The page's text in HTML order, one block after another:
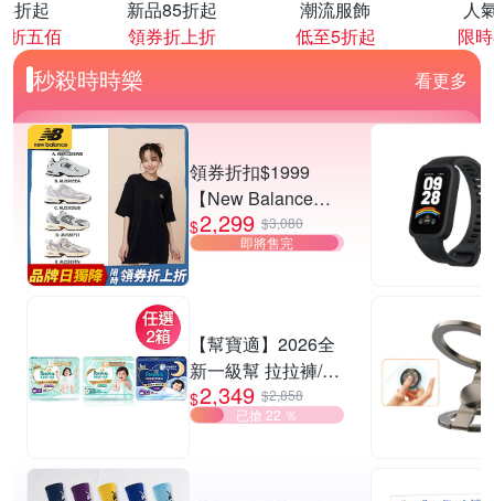
折起
折五佰
新品85折起
領券折上折
潮流服飾
低至5折起
人
限
秒殺時時樂 看更多
領券折扣$1999
【New Balance】
530系列復古鞋_中
性_5款任選
$2,299 $3,080
即將售完
【幫寶適】2026全
新一級幫 拉拉褲/黏
貼型/夜用褲型 多款
任選2箱
$2,349 $2,858
已搶 22 ％